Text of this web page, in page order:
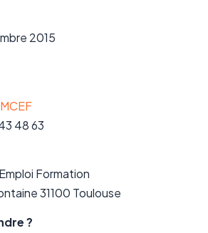
2015
48 63
Formation
31100 Toulouse
?